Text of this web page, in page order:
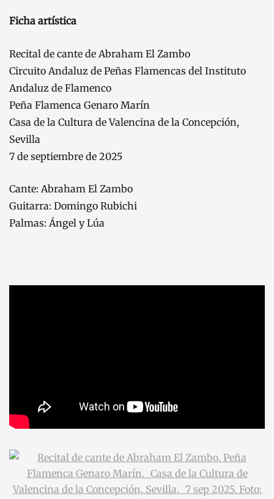
Ficha artística
Recital de cante de Abraham El Zambo
Circuito Andaluz de Peñas Flamencas del Instituto
Andaluz de Flamenco
Peña Flamenca Genaro Marín
Casa de la Cultura de Valencina de la Concepción,
Sevilla
7 de septiembre de 2025
Cante: Abraham El Zambo
Guitarra: Domingo Rubichi
Palmas: Ángel y Lúa